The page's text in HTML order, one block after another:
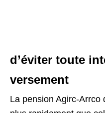
d’éviter toute
versement
La pension Agirc-Arrco